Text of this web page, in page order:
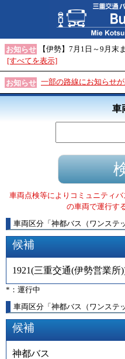
お知らせ
【伊勢】7月1日～9月
[すべてを表示]
お知らせ 一部の路線にお知らせ
車
車両点検等によりコミュニティ
の車両で運行す
車両区分 「 神都バス（ワンステ
候補
1921(三重交通(伊勢営業所)
*：運行中
車両区分「神都バス（ワンステ
候補
神都バス